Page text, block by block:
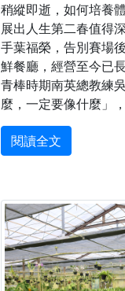
稍縱即逝，如何培養
展出人生第二春值得
手葉福榮，告別賽場
鮮餐廳，經營至今已
青棒時期南英總教練
麼，一定要像什麼」
閱讀全文